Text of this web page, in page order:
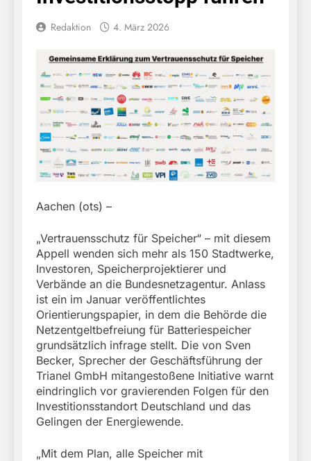
Redaktion 4. März 2026
Aachen (ots) –
„Vertrauensschutz für Speicher“ – mit diesem
Appell wenden sich mehr als 150 Stadtwerke,
Investoren, Speicherprojektierer und
Verbände an die Bundesnetzagentur. Anlass
ist ein im Januar veröffentlichtes
Orientierungspapier, in dem die Behörde die
Netzentgeltbefreiung für Batteriespeicher
grundsätzlich infrage stellt. Die von Sven
Becker, Sprecher der Geschäftsführung der
Trianel GmbH mitangestoßene Initiative warnt
eindringlich vor gravierenden Folgen für den
Investitionsstandort Deutschland und das
Gelingen der Energiewende.
„Mit dem Plan, alle Speicher mit